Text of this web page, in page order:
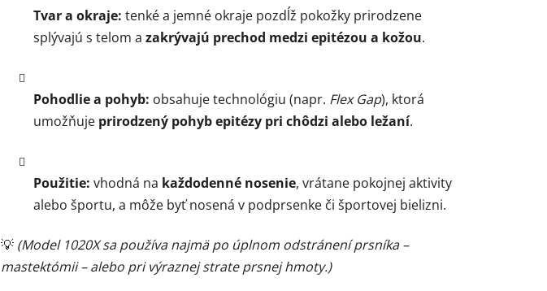
Tvar a okraje: tenké a jemné okraje pozdĺž pokožky prirodzene
splývajú s telom a zakrývajú prechod medzi epitézou a kožou.
Pohodlie a pohyb: obsahuje technológiu (napr. Flex Gap), ktorá
umožňuje prirodzený pohyb epitézy pri chôdzi alebo ležaní.
Použitie: vhodná na každodenné nosenie, vrátane pokojnej aktivity
alebo športu, a môže byť nosená v podprsenke či športovej bielizni.
💡 (Model 1020X sa používa najmä po úplnom odstránení prsníka –
mastektómii – alebo pri výraznej strate prsnej hmoty.)